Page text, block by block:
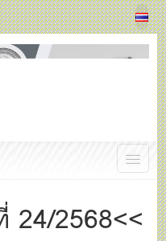
24/2568<<